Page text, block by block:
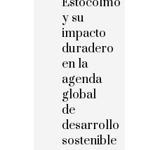
y su
impacto
duradero
en la
agenda
global
de
desarrollo
sostenible